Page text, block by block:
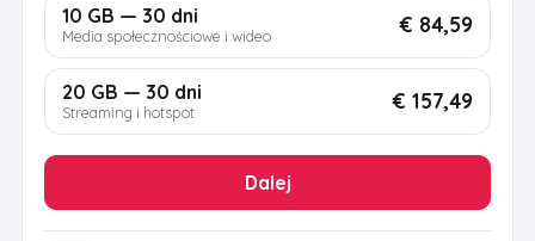
10 GB — 30 dni
Media społecznościowe i wideo € 84,59
20 GB — 30 dni
Streaming i hotspot € 157,49
Dalej